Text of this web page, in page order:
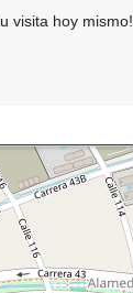
visita hoy mismo!